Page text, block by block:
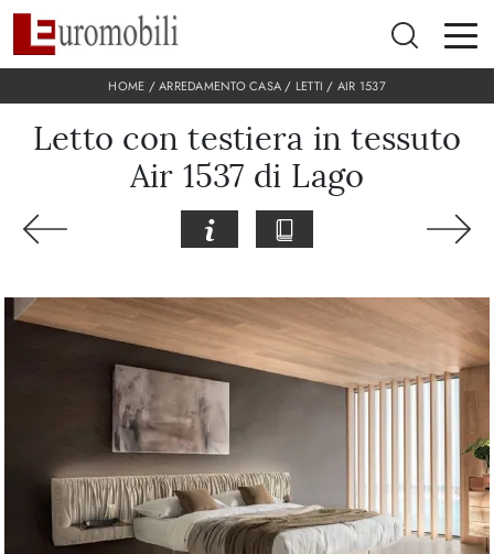
HOME /ARREDAMENTO CASA / LETTI / AIR 1537
Letto con testiera in tessuto
Air 1537 di Lago